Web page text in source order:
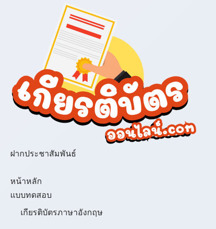
ฝากประชาสัมพันธ์
หน้าหลัก
แบบทดสอบ
เกียรติบัตรภาษาอังกฤษ